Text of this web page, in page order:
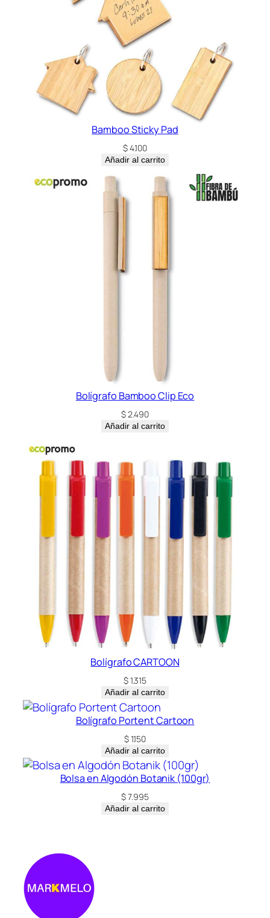
Bamboo Sticky Pad
$4.100
Añadir al carrito
Bolígrafo Bamboo Clip Eco
$2.490
Añadir al carrito
Bolígrafo CARTOON
$1.315
Añadir al carrito
Bolígrafo Portent Cartoon
$1.150
Añadir al carrito
Bolsa en Algodón Botanik (100gr)
$7.995
Añadir al carrito